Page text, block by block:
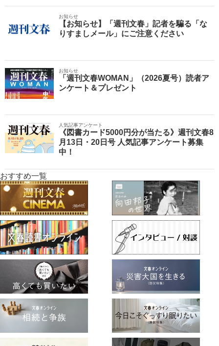
お知らせ
【お知らせ】「週刊文春」記者を騙る「な
りすましメール」にご注意ください
お知らせ
「週刊文春WOMAN」（2026夏号）読者ア
ンケート＆プレゼント
人気記事アンケート
《図書カード5000円分が当たる》週刊文春8
月13日・20日号 人気記事アンケート募集
中！
おすすめ一覧